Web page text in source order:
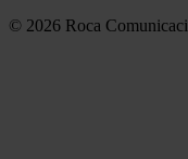
© 2026 Roca